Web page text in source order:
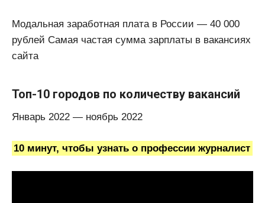
Модальная заработная плата в России — 40 000
рублей Самая частая сумма зарплаты в вакансиях
сайта
Топ-10 городов по количеству вакансий
Январь 2022 — ноябрь 2022
10 минут, чтобы узнать о профессии журналист